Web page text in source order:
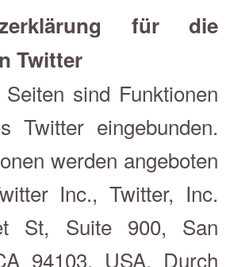
für die
Twitter
sind Funktionen
Twitter eingebunden.
werden angeboten
Inc., Twitter, Inc.
St, Suite 900, San
94103, USA. Durch